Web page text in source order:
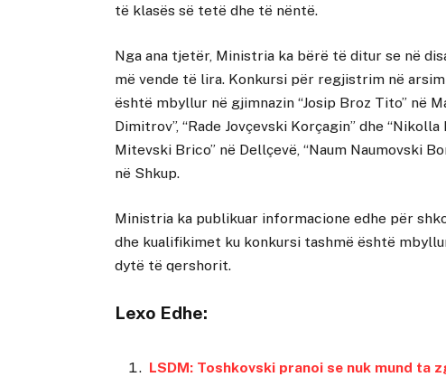
të klasës së tetë dhe të nëntë.
Nga ana tjetër, Ministria ka bërë të ditur se në
më vende të lira. Konkursi për regjistrim në
është mbyllur në gjimnazin “Josip Broz Tito” në
Dimitrov”, “Rade Jovçevski Korçagin” dhe
Mitevski Brico” në Dellçevë, “Naum Naumovski
në Shkup.
Ministria ka publikuar informacione edhe për
dhe kualifikimet ku konkursi tashmë është
dytë të qershorit.
Lexo Edhe:
LSDM: Toshkovski pranoi se nuk mund ta